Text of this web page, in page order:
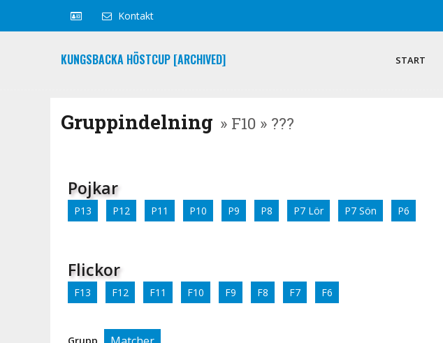
Kontakt
KUNGSBACKA HÖSTCUP [ARCHIVED] START
Gruppindelning » F10 » ???
Pojkar
P13 P12 P11 P10 P9 P8 P7 Lör P7 Sön P6
Flickor
F13 F12 F11 F10 F9 F8 F7 F6